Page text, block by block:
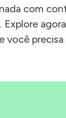
com
você precisa